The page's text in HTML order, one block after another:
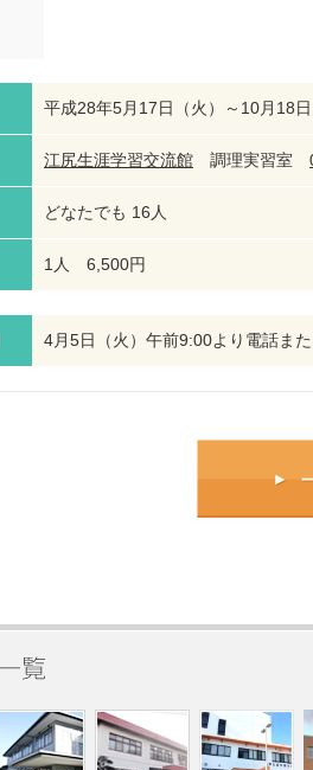
平成28年5月17日（火）～10月18
江尻生涯学習交流館 調理実習室
どなたでも 16人
1人 6,500円
4月5日（火）午前9:00より電話ま